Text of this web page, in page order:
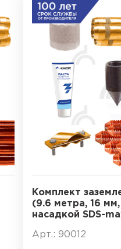
Комплект
(9.6 метра, 16
насадкой SDS-
Арт.: 90012